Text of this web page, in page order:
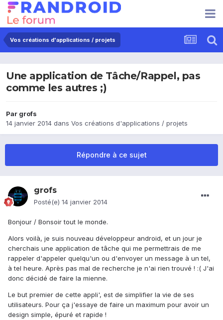
Vos créations d'applications / projets
Une application de Tâche/Rappel, pas
comme les autres ;)
Par grofs
14 janvier 2014 dans Vos créations d'applications / projets
Répondre à ce sujet
grofs
Posté(e) 14 janvier 2014
Bonjour / Bonsoir tout le monde.
Alors voilà, je suis nouveau développeur android, et un jour je
cherchais une application de tâche qui me permettrais de me
rappeler d'appeler quelqu'un ou d'envoyer un message à un tel,
à tel heure. Après pas mal de recherche je n'ai rien trouvé ! :( J'ai
donc décidé de faire la mienne.
Le but premier de cette appli', est de simplifier la vie de ses
utilisateurs. Pour ça j'essaye de faire un maximum pour avoir un
design simple, épuré et rapide !